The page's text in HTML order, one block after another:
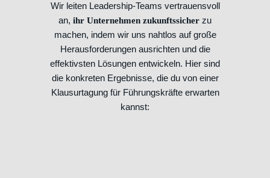
Wir leiten Leadership-Teams vertrauensvoll
an, ihr Unternehmen zukunftssicher zu
machen, indem wir uns nahtlos auf große
Herausforderungen ausrichten und die
effektivsten Lösungen entwickeln. Hier sind
die konkreten Ergebnisse, die du von einer
Klausurtagung für Führungskräfte erwarten
kannst: